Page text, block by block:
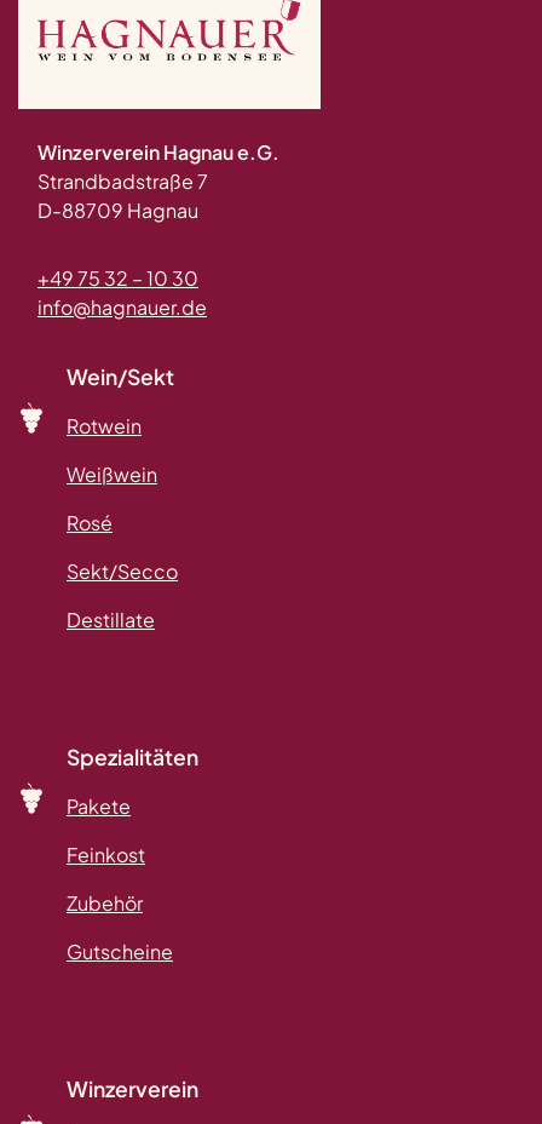
Winzerverein Hagnau e.G.
Strandbadstraße 7
D-88709 Hagnau
+49 75 32 – 10 30
info@hagnauer.de
Wein/Sekt
Rotwein
Weißwein
Rosé
Sekt/Secco
Destillate
Spezialitäten
Pakete
Feinkost
Zubehör
Gutscheine
Winzerverein